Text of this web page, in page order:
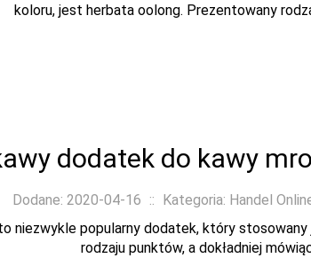
koloru, jest herbata oolong. Prezentowany
dodatek do kawy
Dodane: 2020-04-16 ::
Kategoria: Handel
niezwykle popularny dodatek, który
rodzaju punktów, a dokładniej